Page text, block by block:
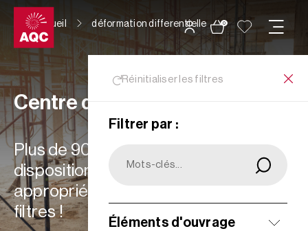
Panneau de gestion des cookies
0
Accueil déformation differentielle
Réinitialiser les filtres
Filtrer par :
Éléments d'ouvrage
Centre de ressources
Plus de 900 ressources à votre
disposition : choisissez les plus
appropriées à vos besoins grâce aux
filtres !